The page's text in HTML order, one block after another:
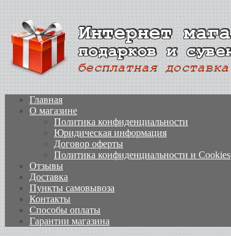
Главная
О магазине
Политика конфиденциальности
Юридическая информация
Договор оферты
Политика конфиденциальности и Cookies
Отзывы
Доставка
Пункты самовывоза
Контакты
Способы оплаты
Гарантии магазина